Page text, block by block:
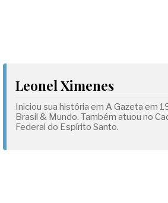
Leonel Ximenes
Iniciou sua história em A Gazeta em
Brasil & Mundo. Também atuou no
Federal do Espírito Santo.